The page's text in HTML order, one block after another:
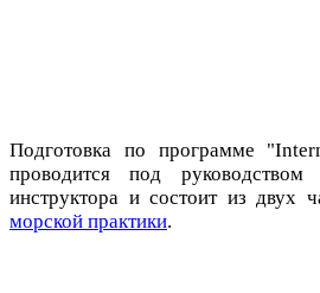
Подготовка по программе
проводится под руководством
инструктора и состоит из двух
морской практики.